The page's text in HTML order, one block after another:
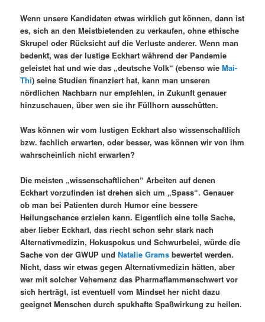
Wenn unsere Kandidaten etwas wirklich gut können, dann ist
es, sich an den Meistbietenden zu verkaufen, ohne ethische
Skrupel oder Rücksicht auf die Verluste anderer. Wenn man
bedenkt, was der lustige Eckhart während der Pandemie
geleistet hat und wie das „deutsche Volk“ (ebenso wieMai-
Thi) seine Studien finanziert hat, kann man unseren
nördlichen Nachbarn nur empfehlen, in Zukunft genauer
hinzuschauen, über wen sie ihr Füllhorn ausschütten.
Was können wir vom lustigen Eckhart also wissenschaftlich
bzw. fachlich erwarten, oder besser, was können wir von ihm
wahrscheinlich nicht erwarten?
Die meisten „wissenschaftlichen“ Arbeiten auf denen
Eckhart vorzufinden ist drehen sich um „Spass“. Genauer
ob man bei Patienten durch Humor eine bessere
Heilungschance erzielen kann. Eigentlich eine tolle Sache,
aber lieber Eckhart, das riecht schon sehr stark nach
Alternativmedizin, Hokuspokus und Schwurbelei, würde die
Sache von der GWUP undNatalie Grams bewertet werden.
Nicht, dass wir etwas gegen Alternativmedizin hätten, aber
wer mit solcher Vehemenz das Pharmaflammenschwert vor
sich herträgt, ist eventuell vom Mindset her nicht dazu
geeignet Menschen durch spukhafte Spaßwirkung zu heilen.